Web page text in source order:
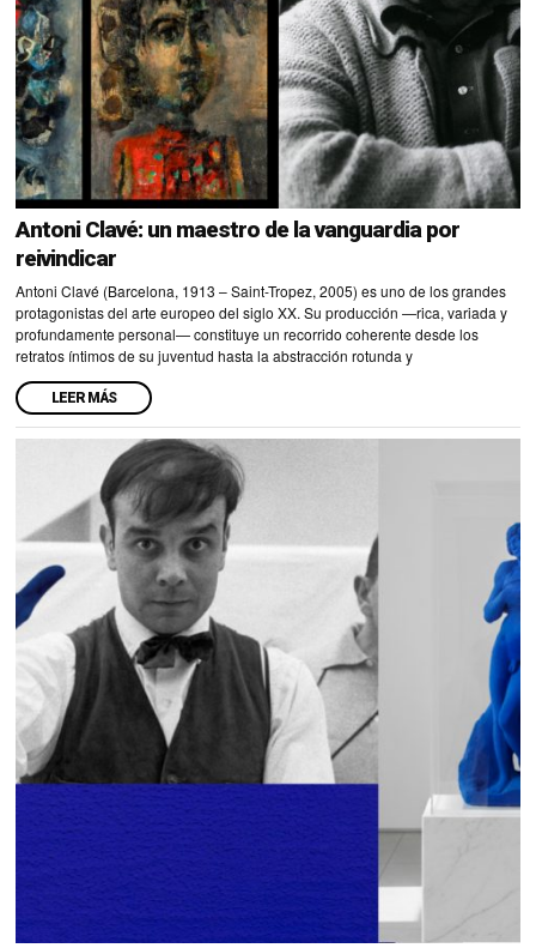
Antoni Clavé: un maestro de la vanguardia por
reivindicar
Antoni Clavé (Barcelona, 1913 – Saint-Tropez, 2005) es uno de los grandes
protagonistas del arte europeo del siglo XX. Su producción —rica, variada y
profundamente personal— constituye un recorrido coherente desde los
retratos íntimos de su juventud hasta la abstracción rotunda y
LEER MÁS